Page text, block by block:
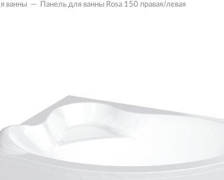
ванны — Панель для ванны Rosa 150 правая/левая